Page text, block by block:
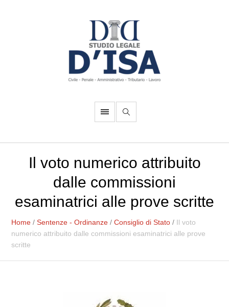
Il voto numerico attribuito
dalle commissioni
esaminatrici alle prove scritte
Home /Sentenze - Ordinanze /Consiglio di Stato / Il voto
numerico attribuito dalle commissioni esaminatrici alle prove
scritte